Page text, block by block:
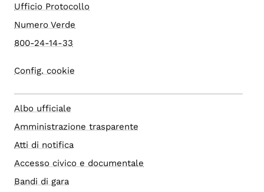
Ufficio Protocollo
Numero Verde
800-24-14-33
Config. cookie
Albo ufficiale
Amministrazione trasparente
Atti di notifica
Accesso civico e documentale
Bandi di gara